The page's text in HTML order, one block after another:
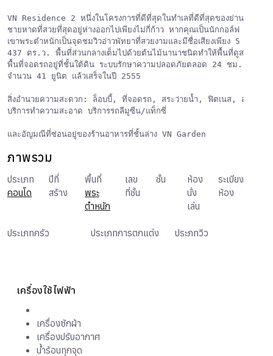
VN Residence 2 หนึ่งในโครงการที่ดีที่สุดในทำเลที่ดีที่สุดของย่านพระต
ชายหาดที่สวยที่สุดอยู่ห่างออกไปเพียงไม่กี่ก้าว หากคุณเป็นนักกอล์ฟ สนาม
เขาพระตำหนักเป็นจุดชมวิวอ่าวพัทยาที่สวยงามและมีชื่อเสียงเพียง 5 นาที
437 ตร.ว. พื้นที่ส่วนกลางเต็มไปด้วยต้นไม้นานาชนิดทำให้พื้นที่ดูสวยงาม ส
พื้นที่จอดรถอยู่ที่ชั้นใต้ดิน ระบบรักษาความปลอดภัยตลอด 24 ชม. นอกเห
จำนวน 41 ยูนิต แล้วเสร็จในปี 2555
สิ่งอำนวยความสะดวก: ล็อบบี้, ที่จอดรถ, สระว่ายน้ำ, ฟิตเนส, สวนหย่
บริการทำความสะอาด บริการรถลีมูซีน/แท็กซี่
และอัญมณีที่ซ่อนอยู่ของร้านอาหารที่ชั้นล่าง VN Garden
ภาพรวม
ประเภท
คอนโด
ปีที่
สร้าง
พื้นที่
พระ
ตำหนัก
เลข
ที่ชั้น
ชั้น
ห้อง
นั่ง
เล่น
ระเบียง
ห้อง
ประเภทครัว
ประเภทการตกแต่ง
ประภทวิว
เครื่องใช้ไฟฟ้า
เครื่องซักผ้า
เครื่องปรับอากาศ
น้ำร้อนทุกจุด